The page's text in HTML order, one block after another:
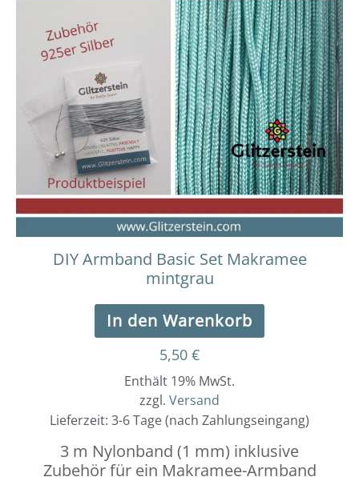
DIY Armband Basic Set Makramee
mintgrau
In den Warenkorb
5,50 €
Enthält 19% MwSt.
zzgl. Versand
Lieferzeit: 3-6 Tage (nach Zahlungseingang)
3 m Nylonband (1 mm) inklusive
Zubehör für ein Makramee-Armband